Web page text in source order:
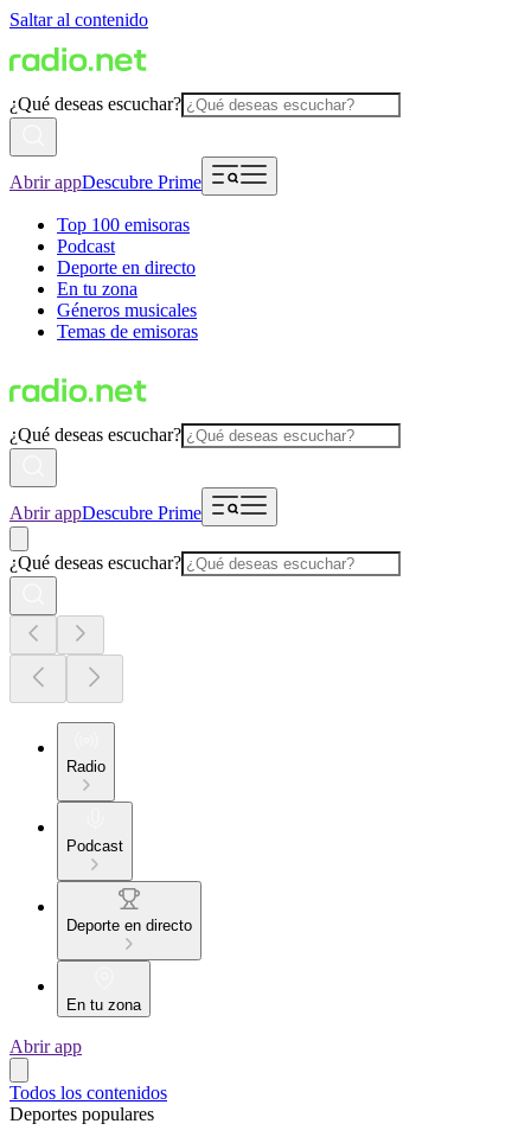
Saltar al contenido
¿Qué deseas escuchar?
Abrir appDescubre Prime
Top 100 emisoras
Podcast
Deporte en directo
En tu zona
Géneros musicales
Temas de emisoras
¿Qué deseas escuchar?
Abrir appDescubre Prime
¿Qué deseas escuchar?
Radio
Podcast
Deporte en directo
En tu zona
Abrir app
Todos los contenidos
Deportes populares